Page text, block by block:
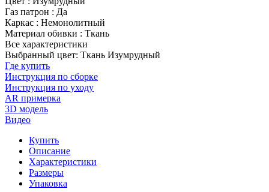
Газ патрон : Да
Каркас : Немонолитный
Материал обивки : Ткань
Все характеристики
Выбранный цвет: Ткань Изумрудный
Где купить
Инструкция по сборке
Инструкция по уходу
AR примерка
3D модель
Видео
Купить
Описание
Характеристики
Размеры
Упаковка